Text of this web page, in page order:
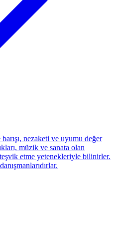
nezaketi ve uyumu değer
müzik ve sanata olan
etme yetenekleriyle bilinirler.